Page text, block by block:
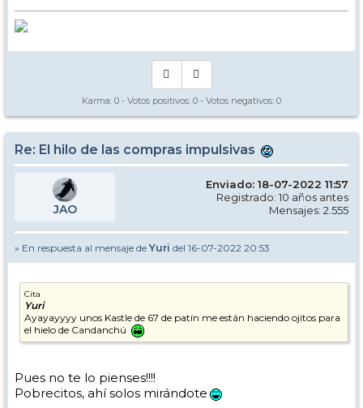
Karma: 0 - Votos positivos: 0 - Votos negativos: 0
Re: El hilo de las compras impulsivas
JAO
Enviado: 18-07-2022 11:57
Registrado: 10 años antes
Mensajes: 2.555
» En respuesta al mensaje de Yuri del 16-07-2022 20:53
Cita
Yuri
Ayayayyyy unos Kastle de 67 de patín me están haciendo ojitos para
el hielo de Candanchú
Pues no te lo pienses!!!!
Pobrecitos, ahí solos mirándote